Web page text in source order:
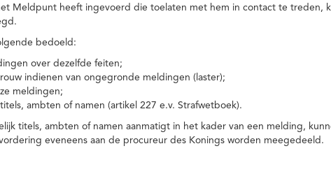
Meldpunt heeft ingevoerd die toelaten met hem in contact te treden,
bedoeld:
over dezelfde feiten;
indienen van ongegronde meldingen (laster);
meldingen;
ambten of namen (artikel 227 e.v. Strafwetboek).
titels, ambten of namen aanmatigt in het kader van een melding,
eveneens aan de procureur des Konings worden meegedeeld.